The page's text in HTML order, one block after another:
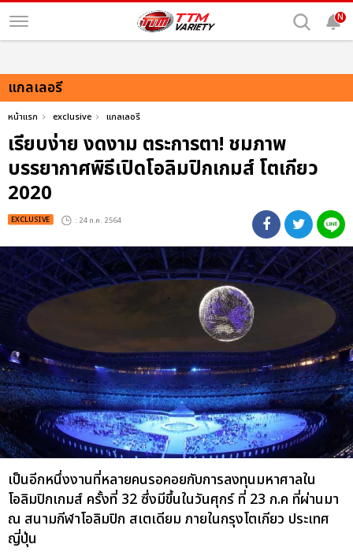
N
แกลเลอรี
หน้าแรก exclusive แกลเลอรี
เรียบง่าย งดงาม ตระการตา! ชมภาพ
บรรยากาศพิธีเปิดโอลิมปิกเกมส์ โตเกียว
2020
EXCLUSIVE : 24 ก.ค. 2564
เป็นอีกหนึ่งงานที่หลายคนรอคอยกับการลงทุนมหาศาลใน
โอลิมปิกเกมส์ ครั้งที่ 32 ซึ่งมีขึ้นในวันศุกร์ ที่ 23 ก.ค ที่ผ่านมา
ณ สนามกีฬาโอลิมปิก สเตเดียม ภายในกรุงโตเกียว ประเทศ
ญี่ปุ่น